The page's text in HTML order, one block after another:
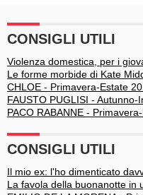
CONSIGLI UTILI
Violenza domestica, per i
Le forme morbide di Kate
CHLOE - Primavera-Estate
FAUSTO PUGLISI -
PACO RABANNE -
CONSIGLI UTILI
Il mio ex: l'ho dimenticato
La favola della buonanotte in